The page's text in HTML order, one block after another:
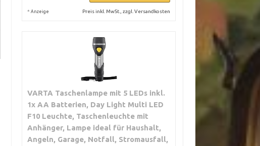
* Anzeige Preis inkl. MwSt., zzgl. Versandkosten
VARTA Taschenlampe mit 5 LEDs inkl.
1x AA Batterien, Day Light Multi LED
F10 Leuchte, Taschenleuchte mit
Anhänger, Lampe ideal für Haushalt,
Angeln, Garage, Notfall, Stromausfall,